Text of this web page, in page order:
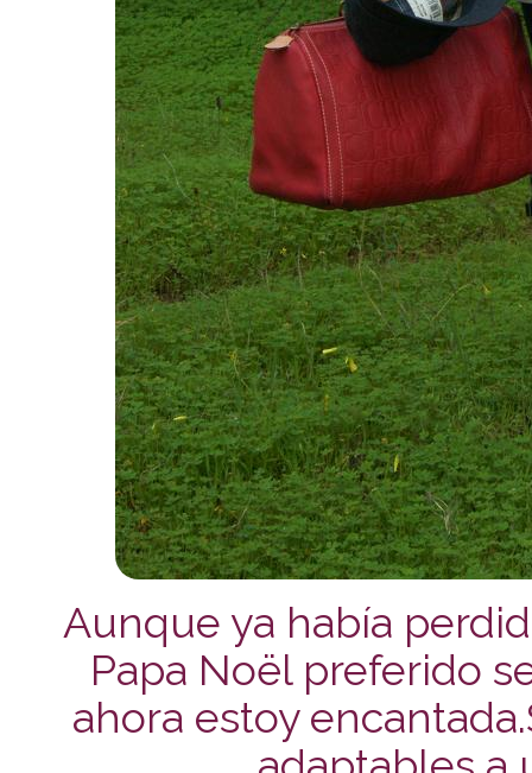
Aunque ya había
Papa Noël preferido
ahora estoy